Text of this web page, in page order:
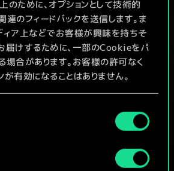
のために、オプションとして技術的
連のフィードバックを送信します。ま
ィア上などでお客様が興味を持ちそ
届けするために、一部のCookieをパ
場合があります。お客様の許可なく
が有効になることはありません。
」メニューでご確認ください。
デッキを編集
/